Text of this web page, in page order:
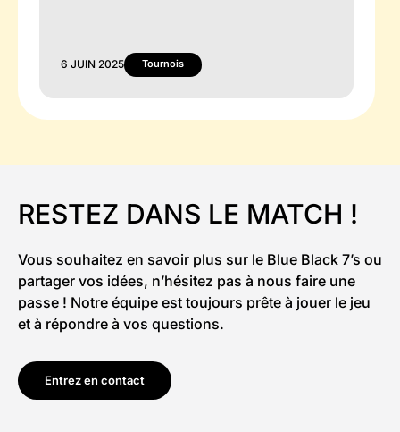
6 JUIN 2025 Tournois
RESTEZ DANS LE MATCH !
Vous souhaitez en savoir plus sur le Blue Black 7’s ou
partager vos idées, n’hésitez pas à nous faire une
passe ! Notre équipe est toujours prête à jouer le jeu
et à répondre à vos questions.
Entrez en contact